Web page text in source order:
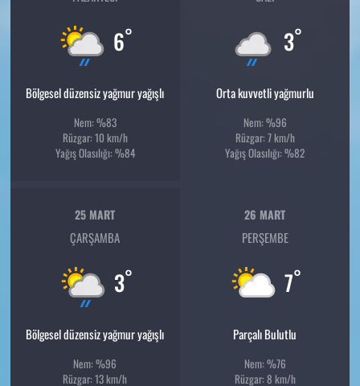
6°
Bölgesel düzensiz yağmur yağışlı
Nem: %83
Rüzgar: 10 km/h
Yağış Olasılığı: %84
3°
Orta kuvvetli yağmurlu
Nem: %96
Rüzgar: 7 km/h
Yağış Olasılığı: %82
25 MART
ÇARŞAMBA
3°
Bölgesel düzensiz yağmur yağışlı
Nem: %96
Rüzgar: 13 km/h
26 MART
PERŞEMBE
7°
Parçalı Bulutlu
Nem: %76
Rüzgar: 8 km/h